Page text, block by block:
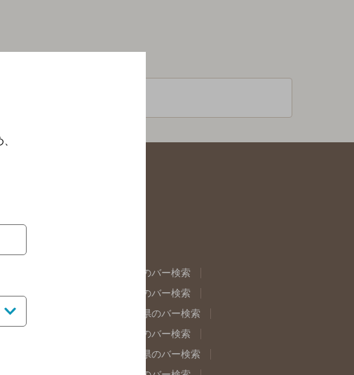
福島県のバー検索
東京都のバー検索
岐阜県のバー検索
奈良県のバー検索
島根県のバー検索